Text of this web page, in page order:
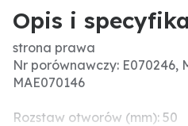
Opis i
strona prawa
Nr porównawczy: E070246,
MAE070146
Rozstaw otworów (mm): 50